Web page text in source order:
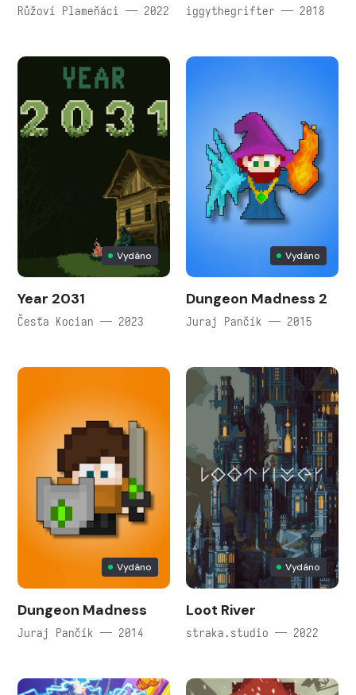
Růžoví Plameňáci — 2022 iggythegrifter — 2018
Vydáno
Year 2031
Česťa Kocian — 2023
Vydáno
Dungeon Madness 2
Juraj Pančík — 2015
Vydáno
Dungeon Madness
Juraj Pančík — 2014
Vydáno
Loot River
straka.studio — 2022